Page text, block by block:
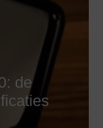
de